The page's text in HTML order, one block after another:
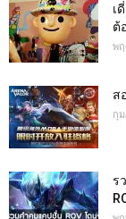
เ
ต้
พ
ส
กุ
ร